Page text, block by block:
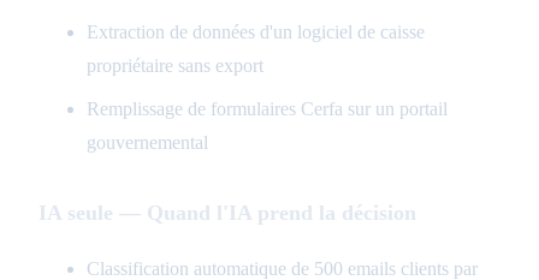
Extraction de données d'un logiciel de caisse
propriétaire sans export
Remplissage de formulaires Cerfa sur un portail
gouvernemental
IA seule — Quand l'IA prend la décision
Classification automatique de 500 emails clients par